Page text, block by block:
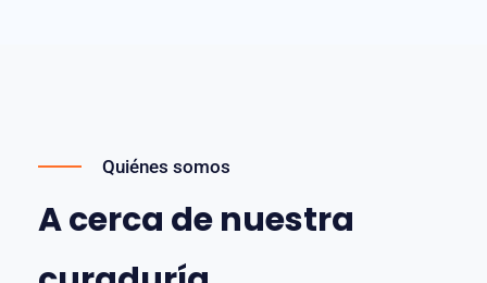
Quiénes somos
A cerca de nuestra